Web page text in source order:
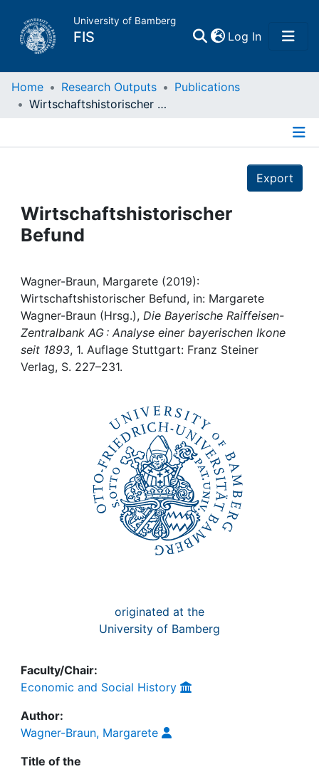
University of Bamberg
FIS Log In(current)
Home
Projects
People
Institutions
Awards
My FIS
Home Research Outputs
Publications
Wirtschaftshistorischer Befund
Export
Wirtschaftshistorischer
Befund
Wagner-Braun, Margarete (2019):
Wirtschaftshistorischer Befund, in: Margarete
Wagner-Braun (Hrsg.), Die Bayerische Raiffeisen-
Zentralbank AG : Analyse einer bayerischen Ikone
seit 1893, 1. Auflage Stuttgart: Franz Steiner
Verlag, S. 227–231.
originated at the
University of Bamberg
Faculty/Chair:
Economic and Social History
Author:
Wagner-Braun, Margarete
Title of the